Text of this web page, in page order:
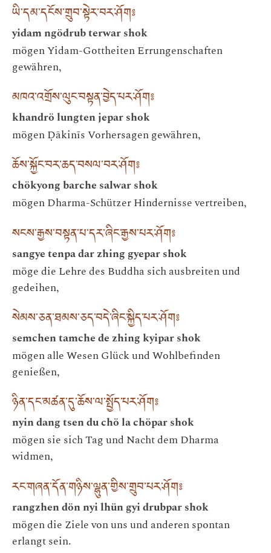
ཡི་དམ་དངོས་གྲུབ་སྟེར་བར་ཤོག༔
yidam ngödrub terwar shok
mögen Yidam-Gottheiten Errungenschaften
gewähren,
མཁའ་འགྲོས་ལུང་བསྟན་བྱེད་པར་ཤོག༔
khandrö lungten jepar shok
mögen Ḍākinīs Vorhersagen gewähren,
ཆོས་སྐྱོང་བར་ཆད་བསལ་བར་ཤོག༔
chökyong barche salwar shok
mögen Dharma-Schützer Hindernisse vertreiben,
སངས་རྒྱས་བསྟན་པ་དར་ཞིང་རྒྱས་པར་ཤོག༔
sangye tenpa dar zhing gyepar shok
möge die Lehre des Buddha sich ausbreiten und
gedeihen,
སེམས་ཅན་ཐམས་ཅད་བདེ་ཞིང་སྐྱིད་པར་ཤོག༔
semchen tamche de zhing kyipar shok
mögen alle Wesen Glück und Wohlbefinden
genießen,
ཉིན་དང་མཚན་དུ་ཆོས་ལ་སྤྱོད་པར་ཤོག༔
nyin dang tsen du chö la chöpar shok
mögen sie sich Tag und Nacht dem Dharma
widmen,
རང་གཞན་དོན་གཉིས་ལྷུན་གྱིས་གྲུབ་པར་ཤོག༔
rangzhen dön nyi lhün gyi drubpar shok
mögen die Ziele von uns und anderen spontan
erlangt sein.